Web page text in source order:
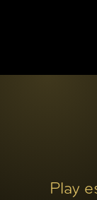
Play